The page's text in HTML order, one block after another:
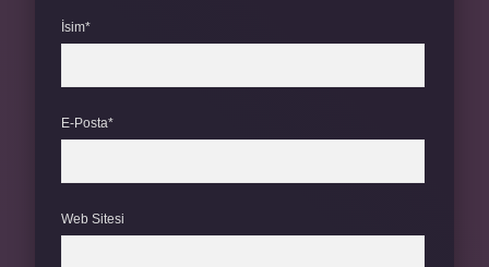
İsim*
E-Posta*
Web Sitesi